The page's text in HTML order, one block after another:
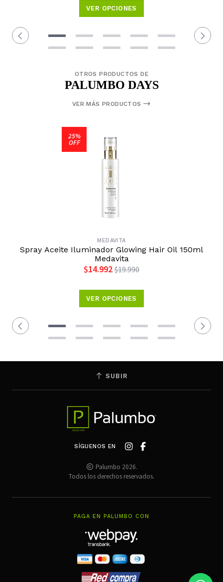
VER OPCIONES
OTROS PRODUCTOS DE
PALUMBO DAYS
VER MÁS PRODUCTOS
25%
OFF
MEDAVITA
Spray Aceite Iluminador Glowing Hair Oil 150ml
Medavita
$14.992 $19.990
VER OPCIONES
SUBIR
SÍGUENOS EN
Palumbo 2026.
Todos los derechos reservados.
PAGA EN PALUMBO CON